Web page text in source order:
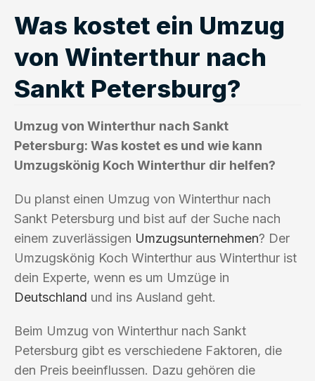
Was kostet ein Umzug
von Winterthur nach
Sankt Petersburg?
Umzug von Winterthur nach Sankt
Petersburg: Was kostet es und wie kann
Umzugskönig Koch Winterthur dir helfen?
Du planst einen Umzug von Winterthur nach
Sankt Petersburg und bist auf der Suche nach
einem zuverlässigen Umzugsunternehmen? Der
Umzugskönig Koch Winterthur aus Winterthur ist
dein Experte, wenn es um Umzüge in
Deutschland und ins Ausland geht.
Beim Umzug von Winterthur nach Sankt
Petersburg gibt es verschiedene Faktoren, die
den Preis beeinflussen. Dazu gehören die